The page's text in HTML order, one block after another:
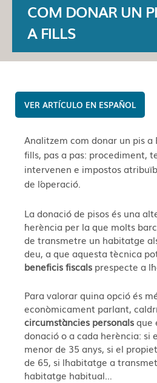
COM DONAR UN
A FILLS
ESPAÑOL
Analitzem com donar un pis a
fills, pas a pas: procediment,
intervenen e impostos
de l´operació.
La donació de pisos és una
´herència per la que molts
de transmetre un habitatge
deu, a que aquesta tècnica
beneficis fiscals prespecte a
Para valorar quina opció és
econòmicament parlant,
circumstàncies personalsque
donació o a cada herència: si
menor de 35 anys, si el
de 65, si l´habitatge a
´habitatge habitual…